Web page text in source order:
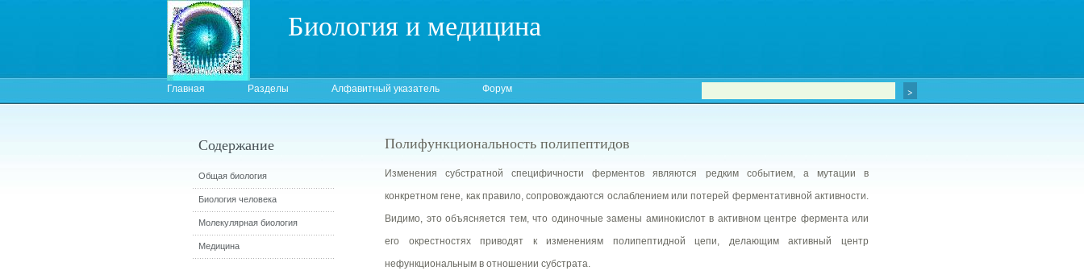
Биология и медицина
Главная Разделы Алфавитный указатель Форум
Полифункциональность полипептидов
Изменения субстратной специфичности ферментов являются редким событием, а мутации в
конкретном гене, как правило, сопровождаются ослаблением или потерей ферментативной активности.
Видимо, это объясняется тем, что одиночные замены аминокислот в активном центре фермента или
его окрестностях приводят к изменениям полипептидной цепи, делающим активный центр
нефункциональным в отношении субстрата.
Содержание
Общая биология
Биология человека
Молекулярная биология
Медицина